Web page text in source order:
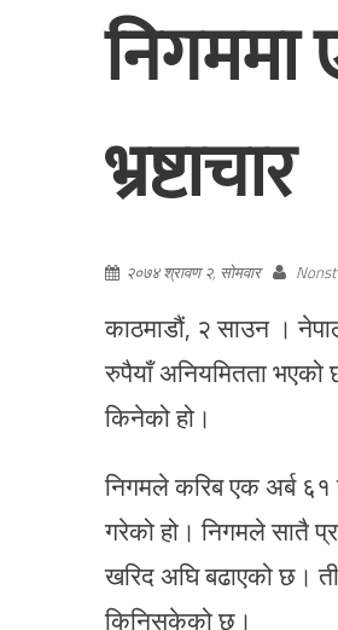
निगममा
भ्रष्टाचार
२०७४ श्रावण २, सोमवार
काठमाडौं, २ साउन ।
रुपैयाँ अनियमितता भएको
किनेको हो।
निगमले करिब एक अर्ब ६१
गरेको हो। निगमले सातै
खरिद अघि बढाएको छ।
किनिसकेको छ।